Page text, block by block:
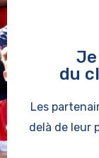
du
Les
delà de leur